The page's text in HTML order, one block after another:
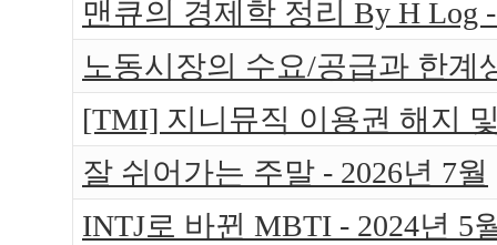
맨큐의 경제학 정리 By H Log
노동시장의 수요/공급과 한계
[TMI] 지니뮤직 이용권 해지
잘 쉬어가는 주말 - 2026년 7월
INTJ로 바뀐 MBTI - 2024년 5